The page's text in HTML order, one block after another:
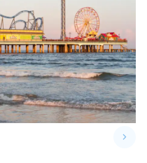
keyboard_arrow_right